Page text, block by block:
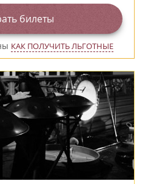
билеты
КАК ПОЛУЧИТЬ ЛЬГОТНЫЕ